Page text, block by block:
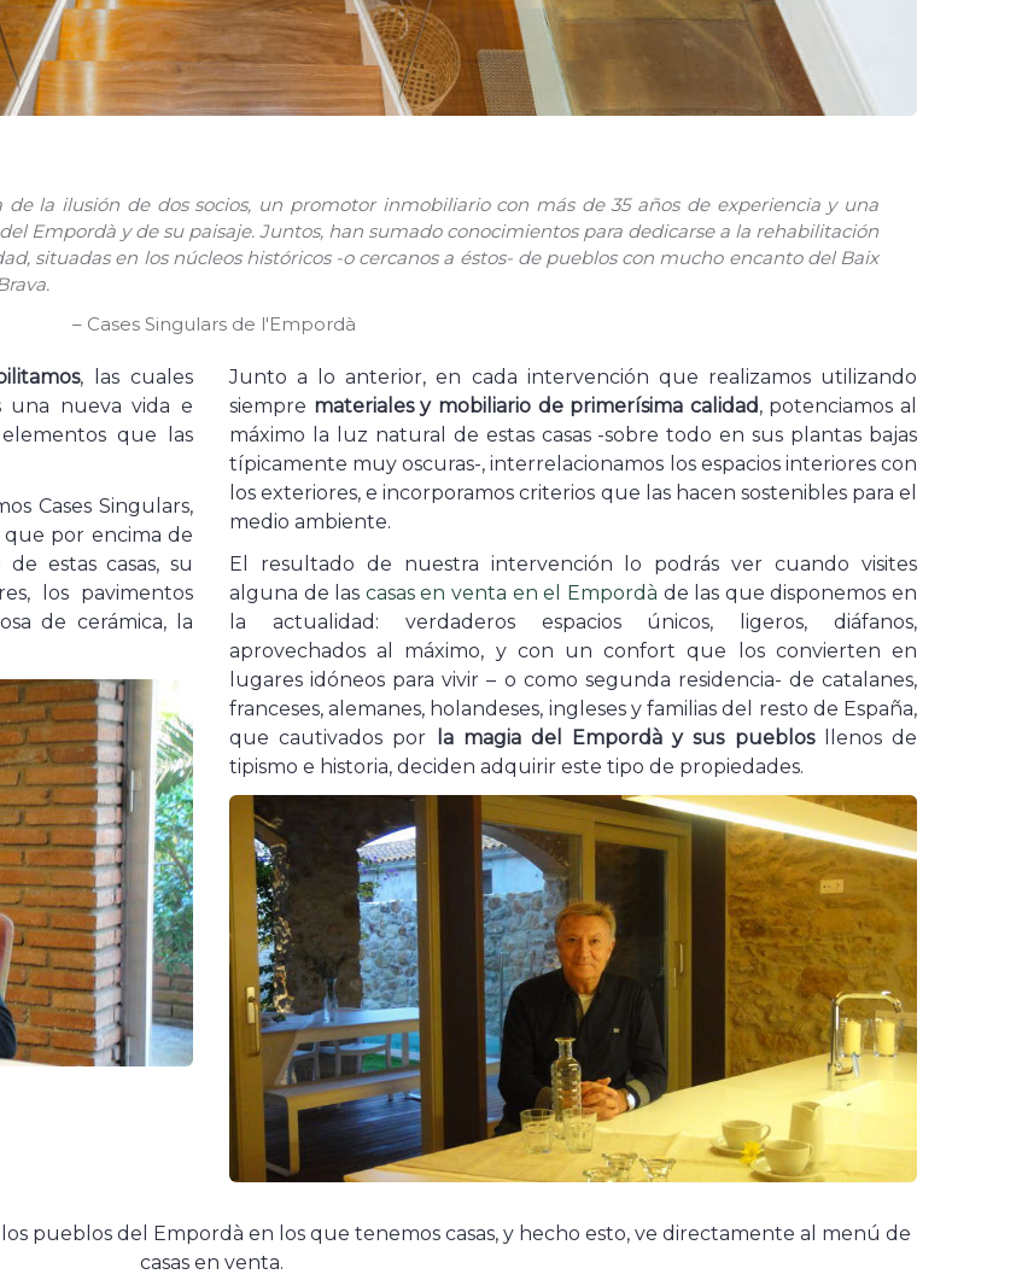
de la ilusión de dos socios, un promotor inmobiliario con más de 35 años de experiencia y una
Empordà y de su paisaje. Juntos, han sumado conocimientos para dedicarse a la rehabilitación
situadas en los núcleos históricos -o cercanos a éstos- de pueblos con mucho encanto del Baix
Cases Singulars de l'Empordà
, las cuales
una nueva vida e
que las
Cases Singulars,
por encima de
estas casas, su
los pavimentos
de cerámica, la
Junto a lo anterior, en cada intervención que realizamos utilizando
siempre materiales y mobiliario de primerísima calidad, potenciamos al
máximo la luz natural de estas casas -sobre todo en sus plantas bajas
típicamente muy oscuras-, interrelacionamos los espacios interiores con
los exteriores, e incorporamos criterios que las hacen sostenibles para el
medio ambiente.
El resultado de nuestra intervención lo podrás ver cuando visites
alguna de las casas en venta en el Empordà de las que disponemos en
la actualidad: verdaderos espacios únicos, ligeros, diáfanos,
aprovechados al máximo, y con un confort que los convierten en
lugares idóneos para vivir – o como segunda residencia- de catalanes,
franceses, alemanes, holandeses, ingleses y familias del resto de España,
que cautivados por
la magia del Empordà y sus pueblosllenos de
tipismo e historia, deciden adquirir este tipo de propiedades.
pueblos del Empordà en los que tenemos casas, y hecho esto, ve directamente al menú de
casas en venta.